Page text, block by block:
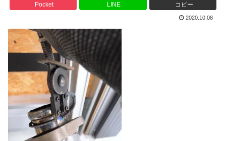
Pocket LINE コピー
2020.10.08